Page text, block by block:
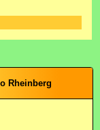
Rheinberg